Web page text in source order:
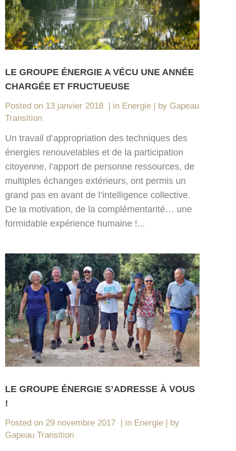
LE GROUPE ÉNERGIE A VÉCU UNE ANNÉE
CHARGÉE ET FRUCTUEUSE
Posted on 13 janvier 2018 in Energie by Gapeau
Transition
Un travail d’appropriation des techniques des
énergies renouvelables et de la participation
citoyenne, l’apport de personne ressources, de
multiples échanges extérieurs, ont permis un
grand pas en avant de l’intelligence collective.
De la motivation, de la complémentarité… une
formidable expérience humaine !...
LE GROUPE ÉNERGIE S’ADRESSE À VOUS
!
Posted on 29 novembre 2017 in Energie
by
Gapeau Transition